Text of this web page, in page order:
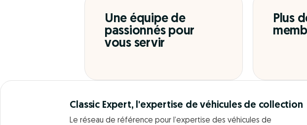
Une équipe de
passionnés pour
vous servir
Plus
Classic Expert, l'expertise de véhicules de collection
Le réseau de référence pour l’expertise des véhicules de